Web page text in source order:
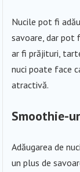
Nucile pot fi
savoare, dar pot
ar fi prăjituri,
nuci poate face
atractivă.
Smoothie-
Adăugarea de
un plus de